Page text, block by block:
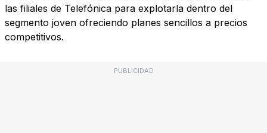
las filiales de Telefónica para explotarla dentro del
segmento joven ofreciendo planes sencillos a precios
competitivos.
PUBLICIDAD